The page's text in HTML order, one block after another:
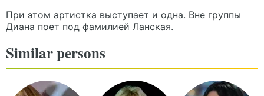
При этом артистка выступает и одна. Вне группы
Диана поет под фамилией Ланская.
Similar persons